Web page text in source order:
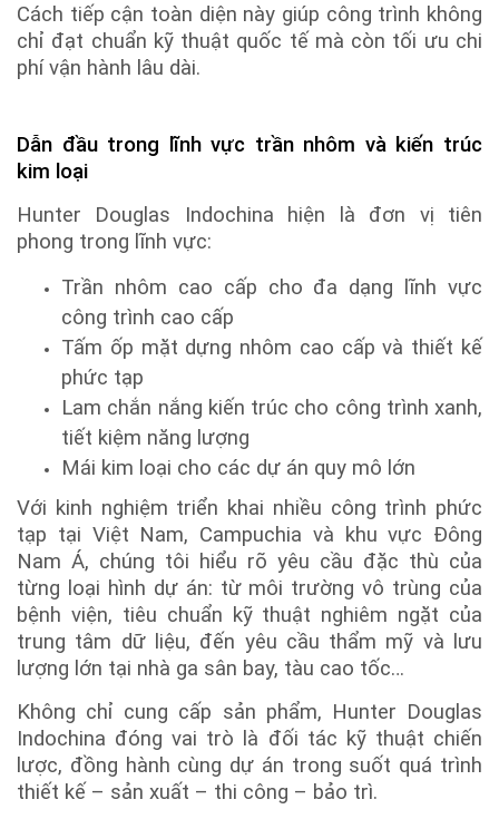
Cách tiếp cận toàn diện này giúp công trình không
chỉ đạt chuẩn kỹ thuật quốc tế mà còn tối ưu chi
phí vận hành lâu dài.
Dẫn đầu trong lĩnh vực trần nhôm và kiến trúc
kim loại
Hunter Douglas Indochina hiện là đơn vị tiên
phong trong lĩnh vực:
Trần nhôm cao cấp cho đa dạng lĩnh vực
công trình cao cấp
Tấm ốp mặt dựng nhôm cao cấp và thiết kế
phức tạp
Lam chắn nắng kiến trúc cho công trình xanh,
tiết kiệm năng lượng
Mái kim loại cho các dự án quy mô lớn
Với kinh nghiệm triển khai nhiều công trình phức
tạp tại Việt Nam, Campuchia và khu vực Đông
Nam Á, chúng tôi hiểu rõ yêu cầu đặc thù của
từng loại hình dự án: từ môi trường vô trùng của
bệnh viện, tiêu chuẩn kỹ thuật nghiêm ngặt của
trung tâm dữ liệu, đến yêu cầu thẩm mỹ và lưu
lượng lớn tại nhà ga sân bay, tàu cao tốc…
Không chỉ cung cấp sản phẩm, Hunter Douglas
Indochina đóng vai trò là đối tác kỹ thuật chiến
lược, đồng hành cùng dự án trong suốt quá trình
thiết kế – sản xuất – thi công – bảo trì.